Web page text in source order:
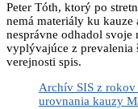
Peter Tóth, ktorý po
nemá materiály ku
nesprávne odhadol
vyplývajúce z prevalenia
verejnosti spis.
Archív SIS z
urovnania kauzy